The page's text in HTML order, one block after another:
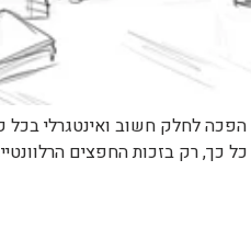
הפכה לחלק חשוב ואינטגרלי
רק בזכות החפצים